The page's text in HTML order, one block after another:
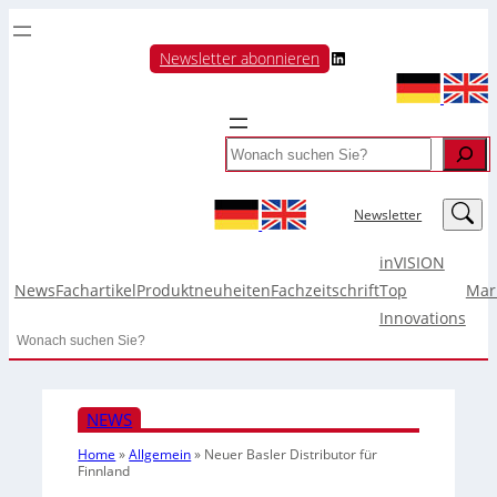
Newsletter abonnieren LinkedIn
Search
Newsletter LinkedIn
NewsFachartikelProduktneuheitenFachzeitschrift
inVISION
Top
Innovations
Search
NEWS
Home »Allgemein» Neuer Basler Distributor für
Finnland